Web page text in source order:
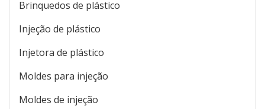
Brinquedos de plástico
Injeção de plástico
Injetora de plástico
Moldes para injeção
Moldes de injeção